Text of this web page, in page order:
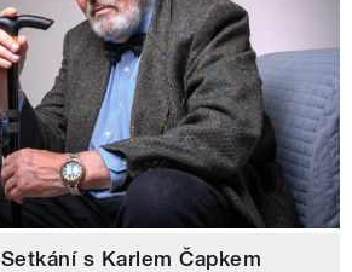
Setkání s Karlem Čapkem